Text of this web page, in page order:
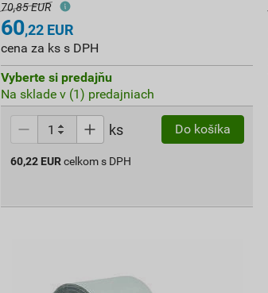
70,85 EUR
60,22 EUR
cena za ks s DPH
Vyberte si predajňu
Na sklade v (1) predajniach
ks Do košíka
60,22 EUR celkom s DPH